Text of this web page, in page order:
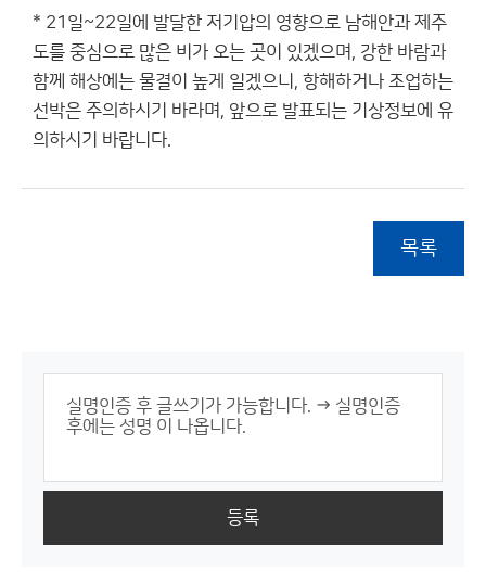
* 21일~22일에 발달한 저기압의 영향으로 남해안과 제주
도를 중심으로 많은 비가 오는 곳이 있겠으며, 강한 바람과
함께 해상에는 물결이 높게 일겠으니, 항해하거나 조업하는
선박은 주의하시기 바라며, 앞으로 발표되는 기상정보에 유
의하시기 바랍니다.
목록
등록